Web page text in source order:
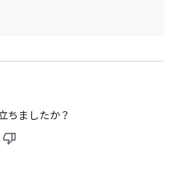
ちましたか？